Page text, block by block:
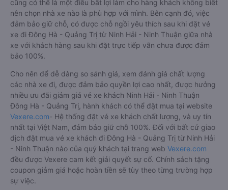
cũng có thể là một điều bất lợi làm cho hàng khách không biết
nên chọn nhà xe nào là phù hợp với mình. Bên cạnh đó, việc
đảm bảo giữ chỗ, có được chỗ ngồi yêu thích sau khi đặt vé
xe đi Đông Hà - Quảng Trị từ Ninh Hải - Ninh Thuận giữa nhà
xe với khách hàng sau khi đặt trực tiếp vẫn chưa được đảm
bảo 100%.
Cho nên để dễ dàng so sánh giá, xem đánh giá chất lượng
các nhà xe đi, được đảm bảo quyền lợi cao nhất, được hưởng
nhiều ưu đãi giảm giá vé xe khách Ninh Hải - Ninh Thuận
Đông Hà - Quảng Trị, hành khách có thể đặt mua tại website
Vexere.com- Hệ thống đặt vé xe khách chất lượng, và uy tín
nhất tại Việt Nam, đảm bảo giữ chỗ 100%. Đối với bất cứ giao
dịch đặt mua vé xe khách đi Đông Hà - Quảng Trị từ Ninh Hải
- Ninh Thuận nào của quý khách tại trang web Vexere.com
đều được Vexere cam kết giải quyết sự cố. Chính sách tặng
coupon giảm giá hoặc hoàn tiền sẽ tùy theo từng trường hợp
sự việc.